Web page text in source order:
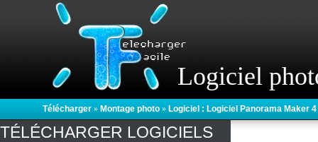
Logiciel
Télécharger » Montage photo » Logiciel : Logiciel Panorama Maker
TÉLÉCHARGER LOGICIELS